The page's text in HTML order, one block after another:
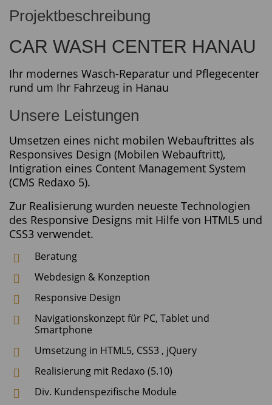
Projektbeschreibung
CAR WASH CENTER HANAU
Ihr modernes Wasch-Reparatur und Pflegecenter
rund um Ihr Fahrzeug in Hanau
Unsere Leistungen
Umsetzen eines nicht mobilen Webauftrittes als
Responsives Design (Mobilen Webauftritt),
Intigration eines Content Management System
(CMS Redaxo 5).
Zur Realisierung wurden neueste Technologien
des Responsive Designs mit Hilfe von HTML5 und
CSS3 verwendet.
Beratung
Webdesign & Konzeption
Responsive Design
Navigationskonzept für PC, Tablet und
Smartphone
Umsetzung in HTML5, CSS3 , jQuery
Realisierung mit Redaxo (5.10)
Div. Kundenspezifische Module